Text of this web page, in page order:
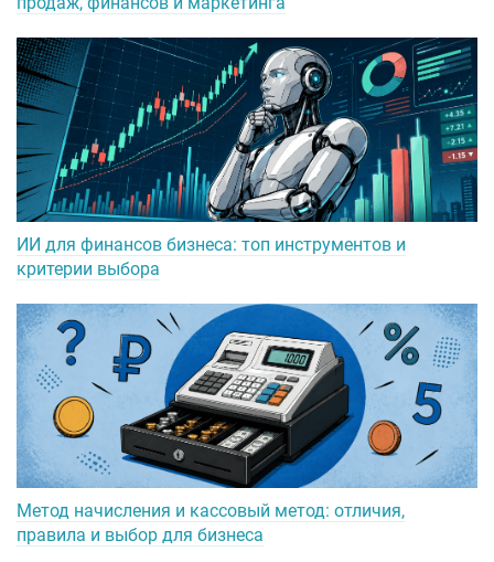
ИИ для финансов бизнеса: топ инструментов и
критерии выбора
Метод начисления и кассовый метод: отличия,
правила и выбор для бизнеса